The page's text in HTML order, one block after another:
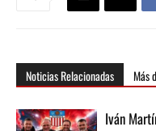
Noticias Relacionadas Más
Iván